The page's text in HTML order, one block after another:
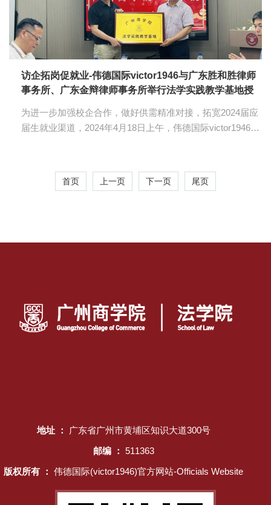
日的设立，无疑是对全球创...
访企拓岗促就业-伟德国际victor1946与广东胜和胜律师
事务所、广东金辩律师事务所举行法学实践教学基地授
为进一步加强校企合作，做好供需精准对接，拓宽2024届应
届生就业渠道，2024年4月18日上午，伟德国际victor1946经
辩律师事务所开展访企拓岗活动，顺利与以上单位签署了
《实践教学基地合作协议书》并举行了实践教学基地授牌仪
首页 上一页 下一页 尾页
地址 ：
广东省广州市黄埔区知识大道300号
邮编 ： 511363
版权所有 ： 伟德国际(victor1946)官方网站-Officials Website